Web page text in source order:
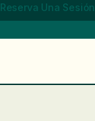
Reserva Una Sesión